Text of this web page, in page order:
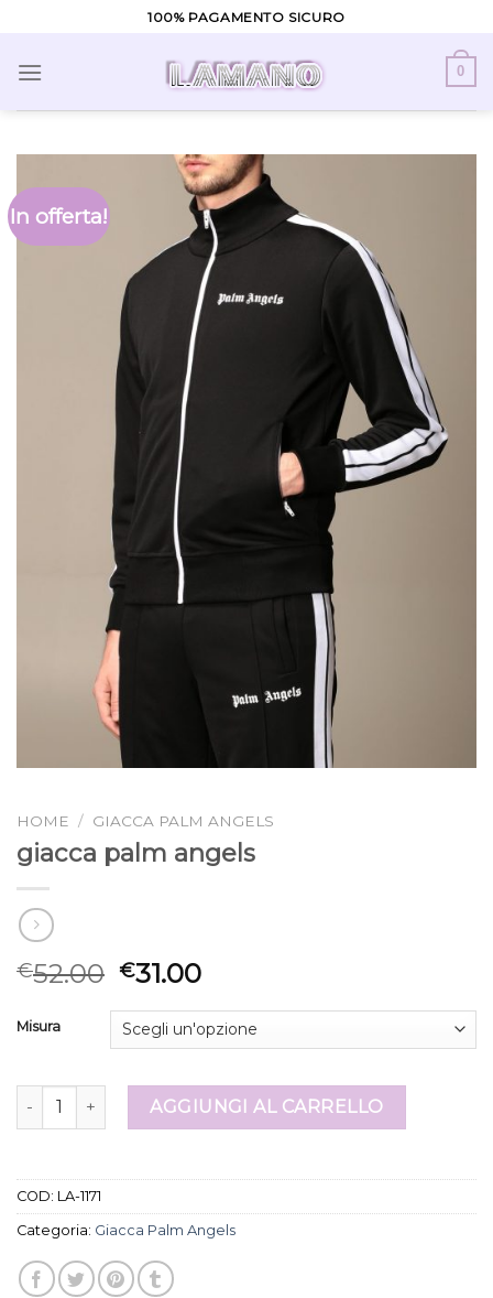
content
100% PAGAMENTO SICURO
0
In offerta!
HOME / GIACCA PALM ANGELS
giacca palm angels
€52.00 €31.00
Misura
giacca palm angels quantitàAGGIUNGI AL CARRELLO
COD: LA-1171
Categoria: Giacca Palm Angels